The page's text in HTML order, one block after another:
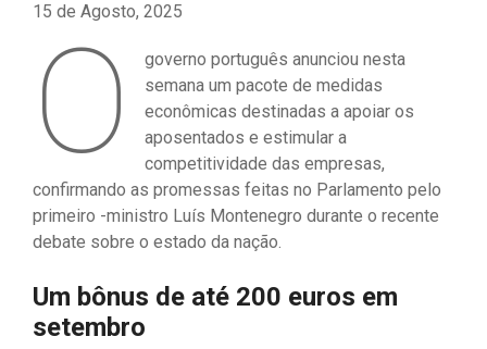
15 de Agosto, 2025
O
governo português anunciou nesta
semana um pacote de medidas
econômicas destinadas a apoiar os
aposentados e estimular a
competitividade das empresas,
confirmando as promessas feitas no Parlamento pelo
primeiro -ministro Luís Montenegro durante o recente
debate sobre o estado da nação.
Um bônus de até 200 euros em
setembro